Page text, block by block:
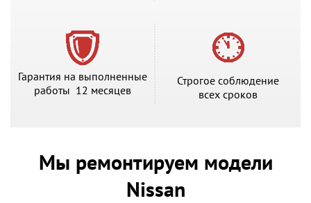
Гарантия на выполненные
работы 12 месяцев
Строгое соблюдение
всех сроков
Мы ремонтируем модели
Nissan